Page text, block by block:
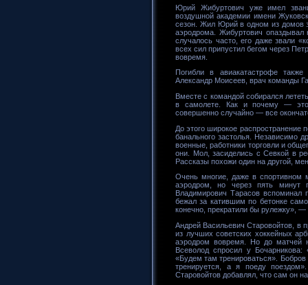
Юрий Жибуртович уже имел
воздушной академии имени
сезон. Жил Юрий в одном из домов
аэродрома. Жибуртович
случалось часто, его даже звали
всех сил припустил бегом через
вовремя.
Погибли в авиакатастрофе
Александр Моисеев, врач команды
Вместе с командой собирался
в самолете. Как и почему —
совершенно случайно — все
До этого широкое распространение
банального застолья. Независимо
военные, работники торговли и
они. Мол, засиделись с Севкой в
Рассказы похожи один на другой,
Очень многие, даже в спортивном
аэродром, но через пять минут
Владимирович Тарасов вспоминал
бежал за катившим по бетонке
конечно, прекратили бы рулежку», —
Андрей Васильевич Старовойтов, в
из лучших советских хоккейных
аэродром вовремя. Но до матчей
Всеволод спросил у
«Будем там тренироваться».
тренируется, а я поеду
Старовойтов добавлял, что сам он